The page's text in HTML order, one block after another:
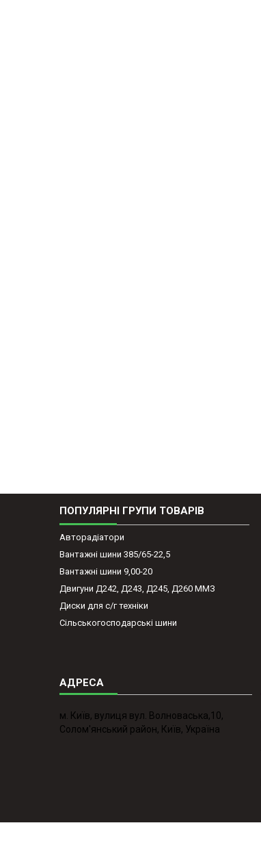
ПОПУЛЯРНІ ГРУПИ ТОВАРІВ
Авторадіатори
Вантажні шини 385/65-22,5
Вантажні шини 9,00-20
Двигуни Д242, Д243, Д245, Д260 ММЗ
Диски для с/г техніки
Сільськогосподарські шини
м. Київ, вулиця вул. Волноваська,10,
Солом'янський район, Київ, Україна